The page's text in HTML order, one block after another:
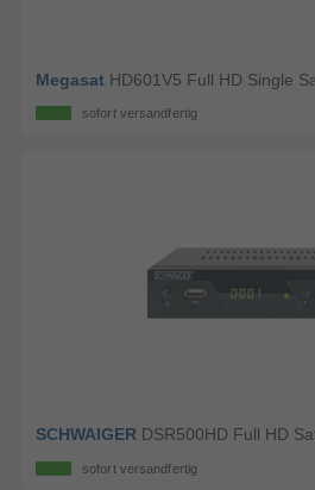
Megasat HD601V5 Full HD Single
sofort versandfertig
SCHWAIGER DSR500HD Full HD
sofort versandfertig